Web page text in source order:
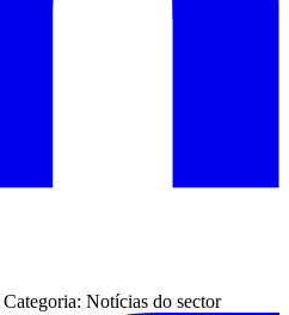
Categoria: Notícias do sector